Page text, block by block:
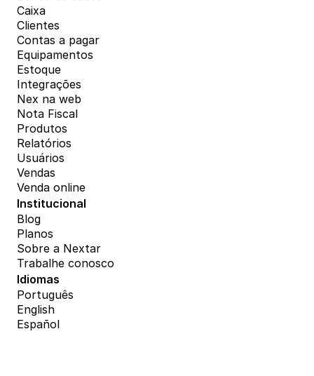
Caixa
Clientes
Contas a pagar
Equipamentos
Estoque
Integrações
Nex na web
Nota Fiscal
Produtos
Relatórios
Usuários
Vendas
Venda online
Institucional
Blog
Planos
Sobre a Nextar
Trabalhe conosco
Idiomas
Português
English
Español